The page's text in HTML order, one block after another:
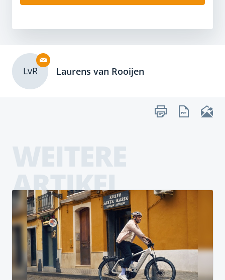
LvR Laurens van Rooijen
ARTIKEL